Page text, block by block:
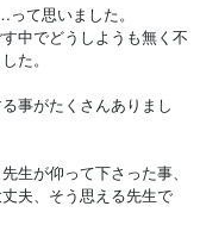
て思いました。
中でどうしようも無く不
た。
事がたくさんありまし
生が仰って下さった事、
夫、そう思える先生で